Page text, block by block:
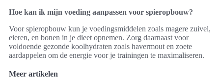
Hoe kan ik mijn voeding aanpassen voor spieropbouw?
Voor spieropbouw kun je voedingsmiddelen zoals magere zuivel,
eieren, en bonen in je dieet opnemen. Zorg daarnaast voor
voldoende gezonde koolhydraten zoals havermout en zoete
aardappelen om de energie voor je trainingen te maximaliseren.
Meer artikelen